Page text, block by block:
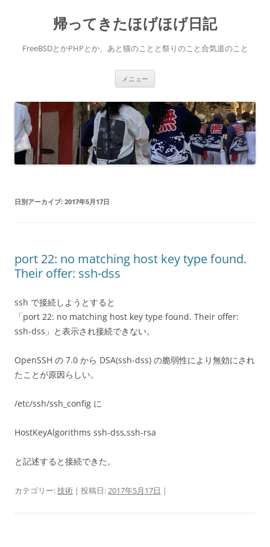
帰ってきたほげほげ日記
FreeBSDとかPHPとか、あと猫のことと祭りのこと合気道のこと
メニュー
日別アーカイブ: 2017年5月17日
port 22: no matching host key type found.
Their offer: ssh-dss
ssh で接続しようとすると
「port 22: no matching host key type found. Their offer:
ssh-dss」と表示され接続できない。
OpenSSH の 7.0 から DSA(ssh-dss) の脆弱性により無効にされ
たことが原因らしい。
/etc/ssh/ssh_config に
HostKeyAlgorithms ssh-dss,ssh-rsa
と記述すると接続できた。
カテゴリー:技術 | 投稿日:2017年5月17日 |